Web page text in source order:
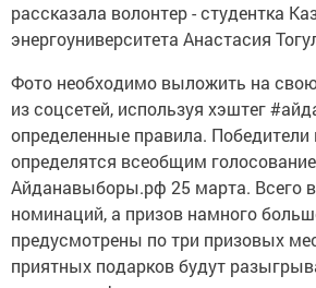
рассказала волонтер - студентка
энергоуниверситета Анастасия
Фото необходимо выложить на
из соцсетей, используя хэштег
определенные правила. Победители
определятся всеобщим
Айданавыборы.рф 25 марта. Всего в
номинаций, а призов намного
предусмотрены по три призовых
приятных подарков будут